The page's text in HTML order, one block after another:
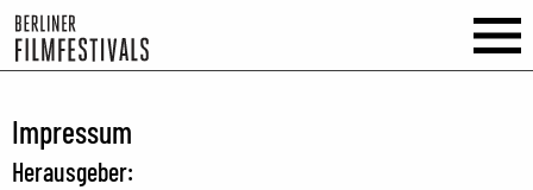
Impressum
Herausgeber: